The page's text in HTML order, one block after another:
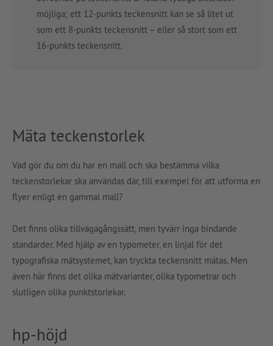
möjliga; ett 12-punkts teckensnitt kan se så litet ut
som ett 8-punkts teckensnitt – eller så stort som ett
16-punkts teckensnitt.
Mäta teckenstorlek
Vad gör du om du har en mall och ska bestämma vilka
teckenstorlekar ska användas där, till exempel för att utforma en
flyer enligt en gammal mall?
Det finns olika tillvägagångssätt, men tyvärr inga bindande
standarder. Med hjälp av en typometer, en linjal för det
typografiska mätsystemet, kan tryckta teckensnitt mätas. Men
även här finns det olika mätvarianter, olika typometrar och
slutligen olika punktstorlekar.
hp-höjd